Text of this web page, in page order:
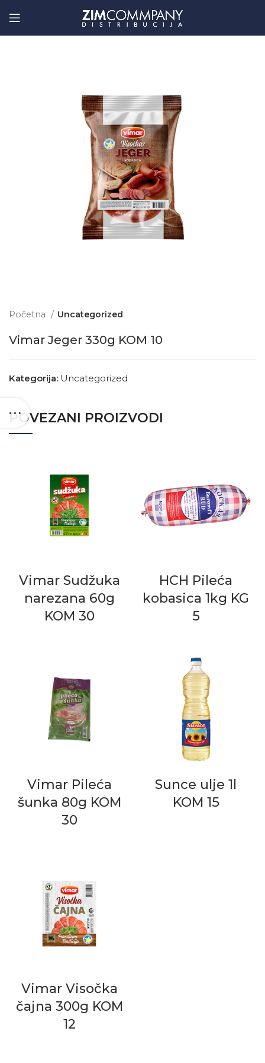
Početna Uncategorized
Vimar Jeger 330g KOM 10
Kategorija: Uncategorized
POVEZANI PROIZVODI
Vimar Sudžuka
narezana 60g
KOM 30
HCH Pileća
kobasica 1kg KG
5
Vimar Pileća
šunka 80g KOM
30
Sunce ulje 1l
KOM 15
Vimar Visočka
čajna 300g KOM
12